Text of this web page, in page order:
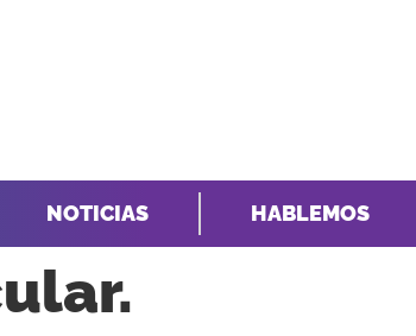
NOTICIAS HABLEMOS